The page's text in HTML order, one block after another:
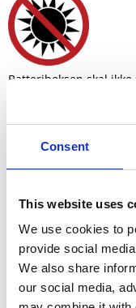
Consent
This website uses
We use cookies to
provide social
We also share
our social media,
Batteriboksen skal
opp varme inne i
Oppbevar